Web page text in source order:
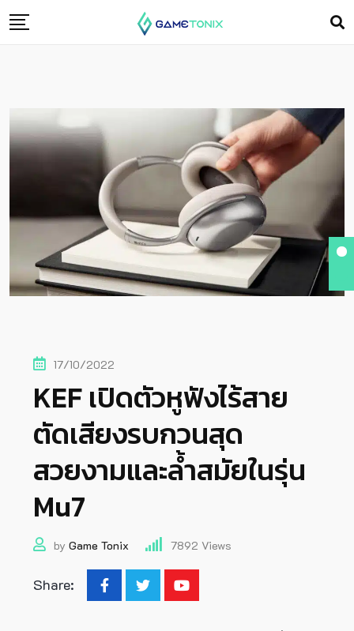
17/10/2022
KEF เปิดตัวหูฟังไร้สาย
ตัดเสียงรบกวนสุด
สวยงามและล้ำสมัยในรุ่น
Mu7
by Game Tonix 7892 Views
Share: